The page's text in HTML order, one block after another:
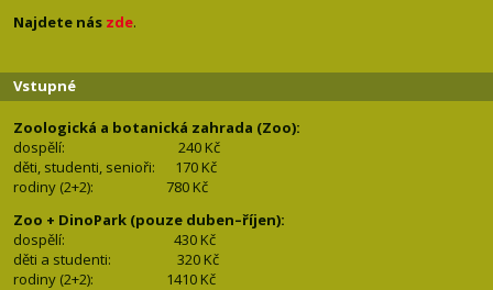
Najdete nás zde.
Vstupné
Zoologická a botanická zahrada (Zoo):
dospělí:
240 Kč
děti, studenti, senioři: 170 Kč
rodiny (2+2): 780 Kč
Zoo + DinoPark (pouze duben–říjen):
dospělí: 430 Kč
děti a studenti: 320 Kč
rodiny (2+2): 1410 Kč